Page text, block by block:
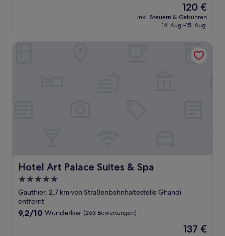
Der
Preis
beträgt
120 €
inkl. Steuern & Gebühren
14. Aug.–15. Aug.
Hotel Art Palace Suites & Spa
Hotel Art Palace Suites & Spa
5.0-
Sterne-
Unterkunft
Gauthier, 2,7 km von Straßenbahnhaltestelle Ghandi
entfernt
9.2
9,2/10 Wunderbar (263 Bewertungen)
Der
137 €